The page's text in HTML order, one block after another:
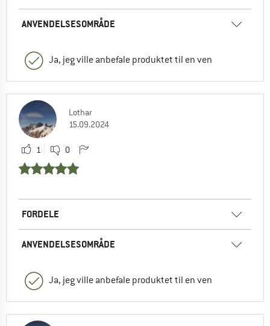
ANVENDELSESOMRÅDE
Ja, jeg ville anbefale produktet til en ven
Lothar
15.09.2024
1 0
FORDELE
ANVENDELSESOMRÅDE
Ja, jeg ville anbefale produktet til en ven